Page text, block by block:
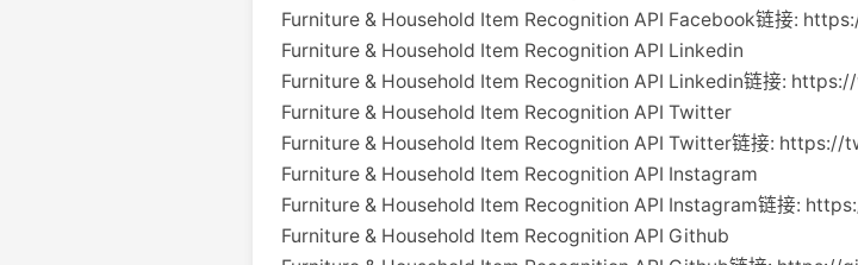
Furniture & Household Item Recognition API Facebook链接:
Furniture & Household Item Recognition API Linkedin
Furniture & Household Item Recognition API Linkedin链接:
Furniture & Household Item Recognition API Twitter
Furniture & Household Item Recognition API Twitter链接:
Furniture & Household Item Recognition API Instagram
Furniture & Household Item Recognition API Instagram链接:
Furniture & Household Item Recognition API Github